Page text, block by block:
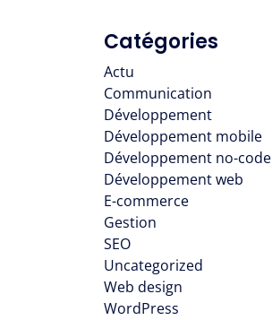
Catégories
Actu
Communication
Développement
Développement mobile
Développement no-code
Développement web
E-commerce
Gestion
SEO
Uncategorized
Web design
WordPress